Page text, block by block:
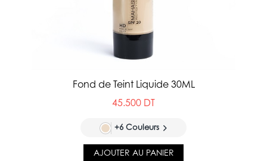
Fond de Teint Liquide 30ML
45.500 DT
+6 Couleurs
AJOUTER AU PANIER